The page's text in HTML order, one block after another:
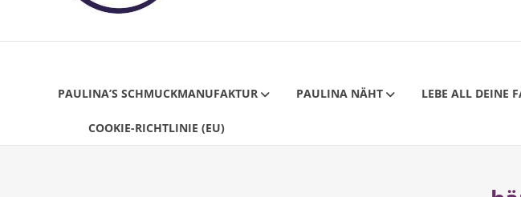
PAULINA’S SCHMUCKMANUFAKTUR PAULINA NÄHT LEBE ALL DEINE
COOKIE-RICHTLINIE (EU)